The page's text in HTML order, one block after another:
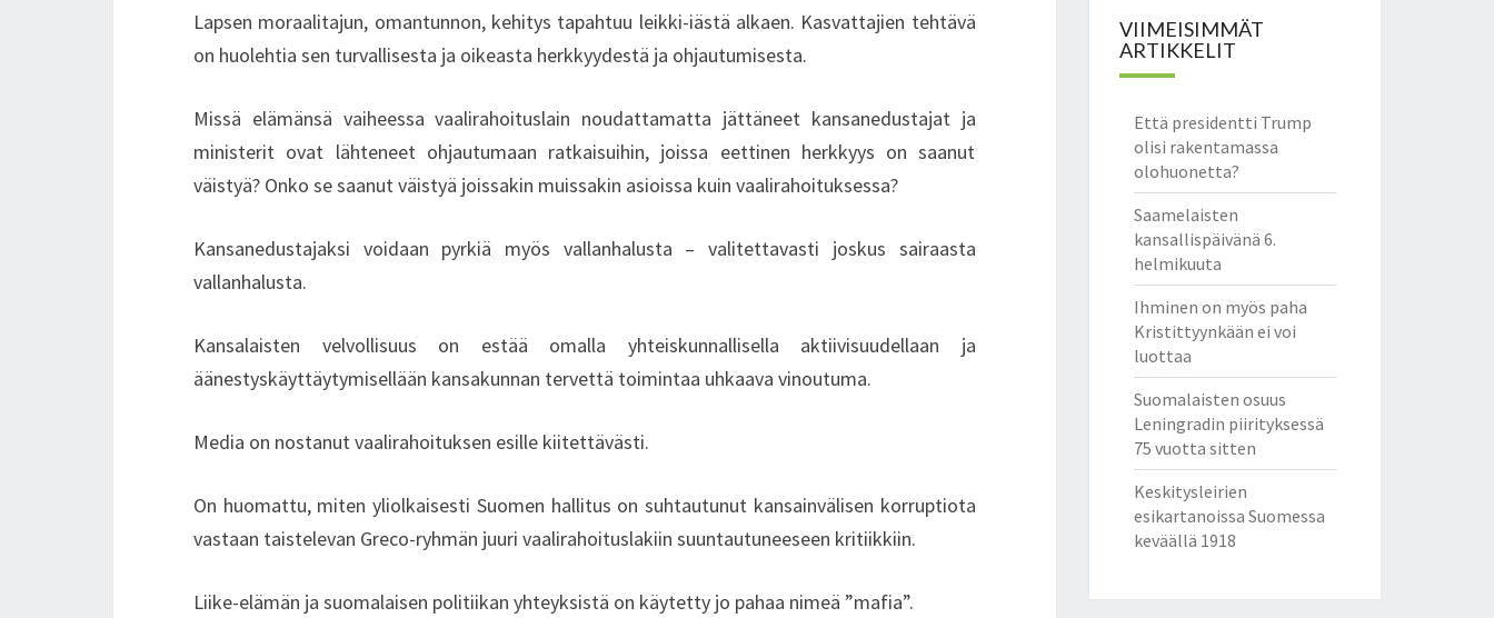
S
E
L
Y
T
O
I
A
I
T
–
Lapsen moraalitajun, omantunnon, kehitys tapahtuu leikki-iästä alkaen. Kasvattajien tehtävä
on huolehtia sen turvallisesta ja oikeasta herkkyydestä ja ohjautumisesta.
Missä elämänsä vaiheessa vaalirahoituslain noudattamatta jättäneet kansanedustajat ja
ministerit ovat lähteneet ohjautumaan ratkaisuihin, joissa eettinen herkkyys on saanut
väistyä? Onko se saanut väistyä joissakin muissakin asioissa kuin vaalirahoituksessa?
Kansanedustajaksi voidaan pyrkiä myös vallanhalusta – valitettavasti joskus sairaasta
vallanhalusta.
Kansalaisten velvollisuus on estää omalla yhteiskunnallisella aktiivisuudellaan ja
äänestyskäyttäytymisellään kansakunnan tervettä toimintaa uhkaava vinoutuma.
Media on nostanut vaalirahoituksen esille kiitettävästi.
On huomattu, miten yliolkaisesti Suomen hallitus on suhtautunut kansainvälisen korruptiota
vastaan taistelevan Greco-ryhmän juuri vaalirahoituslakiin suuntautuneeseen kritiikkiin.
Liike-elämän ja suomalaisen politiikan yhteyksistä on käytetty jo pahaa nimeä ”mafia”.
VIIMEISIMMÄT
ARTIKKELIT
Että presidentti Trump
olisi rakentamassa
olohuonetta?
Saamelaisten
kansallispäivänä 6.
helmikuuta
Ihminen on myös paha
Kristittyynkään ei voi
luottaa
Suomalaisten osuus
Leningradin piirityksessä
75 vuotta sitten
Keskitysleirien
esikartanoissa Suomessa
keväällä 1918